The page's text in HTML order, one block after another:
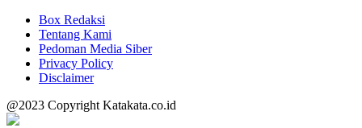
Box Redaksi
Tentang Kami
Pedoman Media Siber
Privacy Policy
Disclaimer
@2023 Copyright Katakata.co.id